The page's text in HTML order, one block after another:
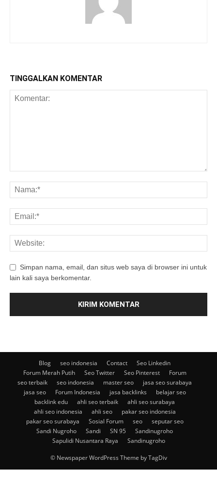
TINGGALKAN KOMENTAR
Simpan nama, email, dan situs web saya di browser ini untuk
lain kali saya berkomentar.
Blog seo indonesia Contact
Seo Linkedin
Forum Merah Putih
Seo Twitter Seo Pinterest
Forum
seo terbaik
seo indonesia master seo
jasa seo surabaya
jasa seo
Forum Indonesia jasa backlinks
belajar seo
backlink edu
ahli seo terbaik
ahli seo surabaya
ahli seo indonesia
ahli seo
pakar seo indonesia
pakar seo surabaya
Sosial Forum seo
seputar seo
Sandi Nugroho
Sandi SN 95
Sandinugroho
Sapulidi Nusantara Raya
Sandinugroho
© Newspaper WordPress Theme by TagDiv